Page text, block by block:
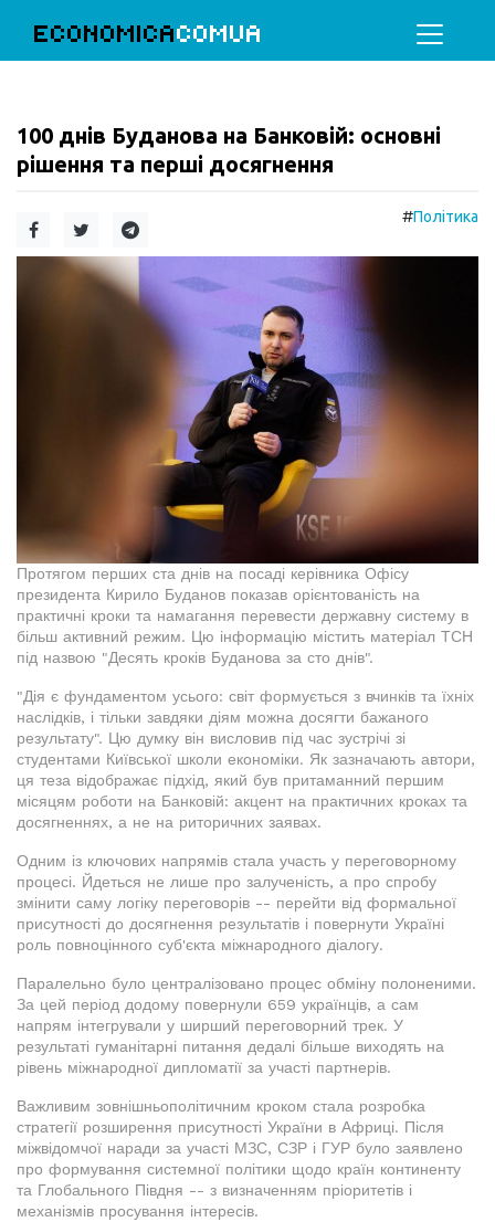
ECONOMICACOMUA
100 днів Буданова на Банковій: основні
рішення та перші досягнення
#Політика
Протягом перших ста днів на посаді керівника Офісу
президента Кирило Буданов показав орієнтованість на
практичні кроки та намагання перевести державну систему в
більш активний режим. Цю інформацію містить матеріал ТСН
під назвою "Десять кроків Буданова за сто днів".
"Дія є фундаментом усього: світ формується з вчинків та їхніх
наслідків, і тільки завдяки діям можна досягти бажаного
результату". Цю думку він висловив під час зустрічі зі
студентами Київської школи економіки. Як зазначають автори,
ця теза відображає підхід, який був притаманний першим
місяцям роботи на Банковій: акцент на практичних кроках та
досягненнях, а не на риторичних заявах.
Одним із ключових напрямів стала участь у переговорному
процесі. Йдеться не лише про залученість, а про спробу
змінити саму логіку переговорів -- перейти від формальної
присутності до досягнення результатів і повернути Україні
роль повноцінного суб'єкта міжнародного діалогу.
Паралельно було централізовано процес обміну полоненими.
За цей період додому повернули 659 українців, а сам
напрям інтегрували у ширший переговорний трек. У
результаті гуманітарні питання дедалі більше виходять на
рівень міжнародної дипломатії за участі партнерів.
Важливим зовнішньополітичним кроком стала розробка
стратегії розширення присутності України в Африці. Після
міжвідомчої наради за участі МЗС, СЗР і ГУР було заявлено
про формування системної політики щодо країн континенту
та Глобального Півдня -- з визначенням пріоритетів і
механізмів просування інтересів.